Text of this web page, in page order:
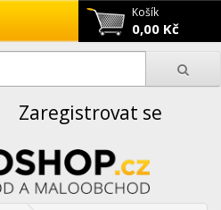
Košík
0,00 Kč
Zaregistrovat se